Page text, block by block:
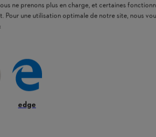
à l'emploi, pouvant être conservé jusqu'à 5
quasiment exemptes de substances nocives,
propre grâce aux matières premières de haute
ne prenons plus en charge, et certaines
une utilisation optimale de notre site, nous
edge